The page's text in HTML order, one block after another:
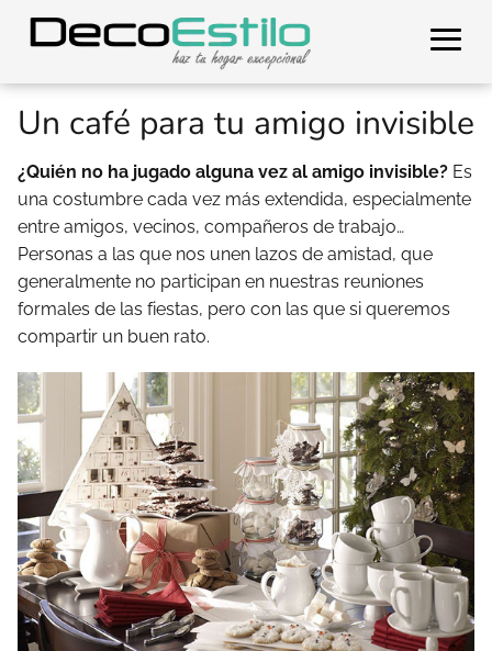
Un café para tu amigo invisible
¿Quién no ha jugado alguna vez al amigo invisible? Es
una costumbre cada vez más extendida, especialmente
entre amigos, vecinos, compañeros de trabajo…
Personas a las que nos unen lazos de amistad, que
generalmente no participan en nuestras reuniones
formales de las fiestas, pero con las que si queremos
compartir un buen rato.